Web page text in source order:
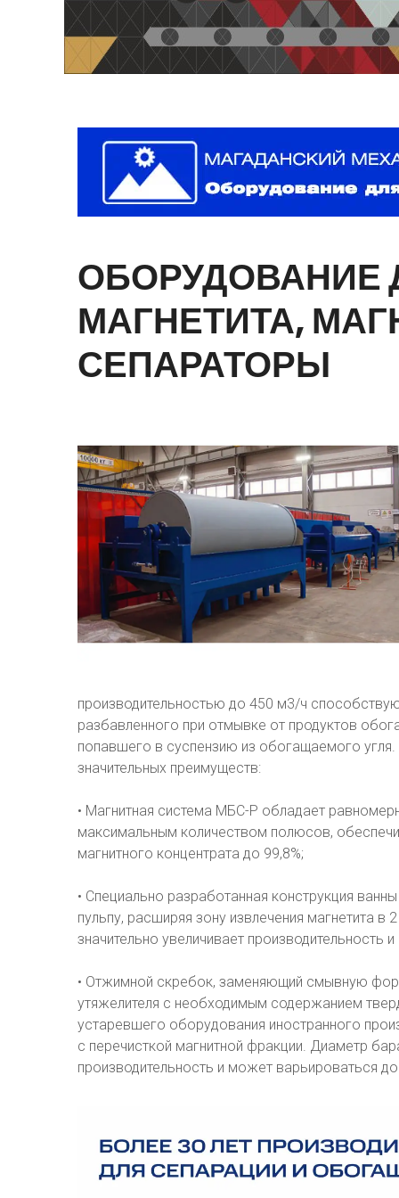
ОБОРУДОВАНИЕ
МАГНЕТИТА,
СЕПАРАТОРЫ
производительностью до 450 м3/ч
разбавленного при отмывке от продуктов
попавшего в суспензию из обогащаемого
значительных преимуществ:
• Магнитная система МБС-Р обладает
максимальным количеством полюсов,
магнитного концентрата до 99,8%;
• Специально разработанная конструкция
пульпу, расширяя зону извлечения магнетита
значительно увеличивает производительность
• Отжимной скребок, заменяющий смывную
утяжелителя с необходимым содержанием
устаревшего оборудования иностранного
с перечисткой магнитной фракции. Диаметр
производительность и может варьироваться